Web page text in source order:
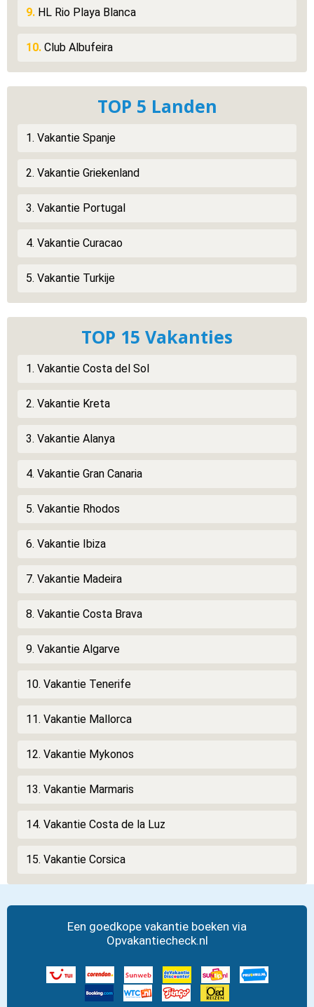
9. HL Rio Playa Blanca
10. Club Albufeira
TOP 5 Landen
1. Vakantie Spanje
2. Vakantie Griekenland
3. Vakantie Portugal
4. Vakantie Curacao
5. Vakantie Turkije
TOP 15 Vakanties
1. Vakantie Costa del Sol
2. Vakantie Kreta
3. Vakantie Alanya
4. Vakantie Gran Canaria
5. Vakantie Rhodos
6. Vakantie Ibiza
7. Vakantie Madeira
8. Vakantie Costa Brava
9. Vakantie Algarve
10. Vakantie Tenerife
11. Vakantie Mallorca
12. Vakantie Mykonos
13. Vakantie Marmaris
14. Vakantie Costa de la Luz
15. Vakantie Corsica
Een goedkope vakantie boeken via
Opvakantiecheck.nl